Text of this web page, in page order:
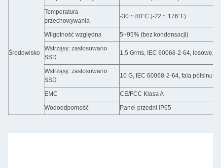
Środowisko
Temperatura
przechowywania
-30 ~ 80°C (-22 ~ 176°F)
Wilgotność względna
5~95% (bez kondensacji)
Wstrząsy: zastosowano
SSD
1,5 Grms, IEC 60068-2-64, losowe, 5
Wstrząsy: zastosowano
SSD
10 G, IEC 60068-2-64, fala
EMC
CE/FCC Klasa A
Wodoodporność
Panel przedni IP65